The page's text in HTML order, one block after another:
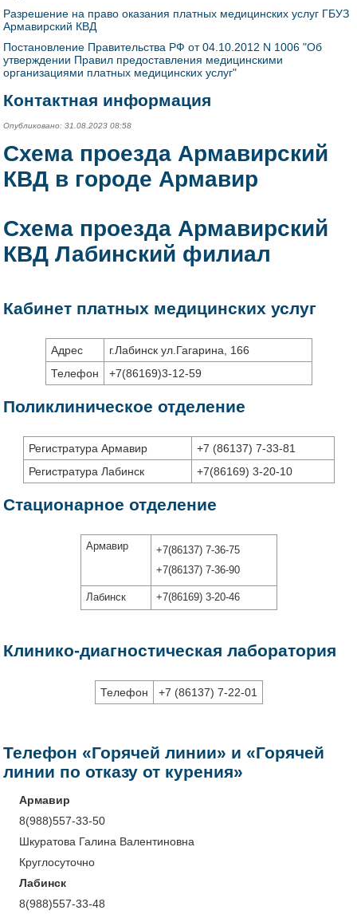
Разрешение на право оказания платных медицинских услуг ГБУЗ
Армавирский КВД
Постановление Правительства РФ от 04.10.2012 N 1006 "Об
утверждении Правил предоставления медицинскими
организациями платных медицинских услуг"
Контактная информация
Опубликовано: 31.08.2023 08:58
Схема проезда Армавирский
КВД в городе Армавир
Схема проезда Армавирский
КВД Лабинский филиал
Кабинет платных медицинских услуг
Адрес
г.Лабинск ул.Гагарина, 166
Телефон
+7(86169)3-12-59
Поликлиническое отделение
Регистратура Армавир
+7 (86137) 7-33-81
Регистратура Лабинск
+7(86169) 3-20-10
Стационарное отделение
Армавир
+7(86137) 7-36-75
+7(86137) 7-36-90
Лабинск +7(86169) 3-20-46
Клинико-диагностическая лаборатория
Телефон +7 (86137) 7-22-01
Телефон «Горячей линии» и «Горячей
линии по отказу от курения»
Армавир
8(988)557-33-50
Шкуратова Галина Валентиновна
Круглосуточно
Лабинск
8(988)557-33-48